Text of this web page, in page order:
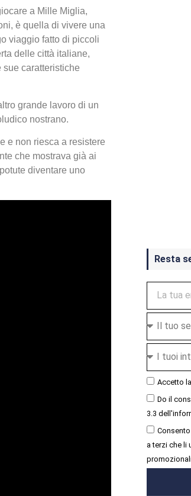
a Mille Miglia,
è quella di vivere una
viaggio fatto di piccoli
delle città italiane,
caratteristiche
grande lavoro di un
nostrano.
e non riesca a resistere
che mostrava già ai
diventare uno
Resta
Accetto la
Do il
3.3
a terzi che li